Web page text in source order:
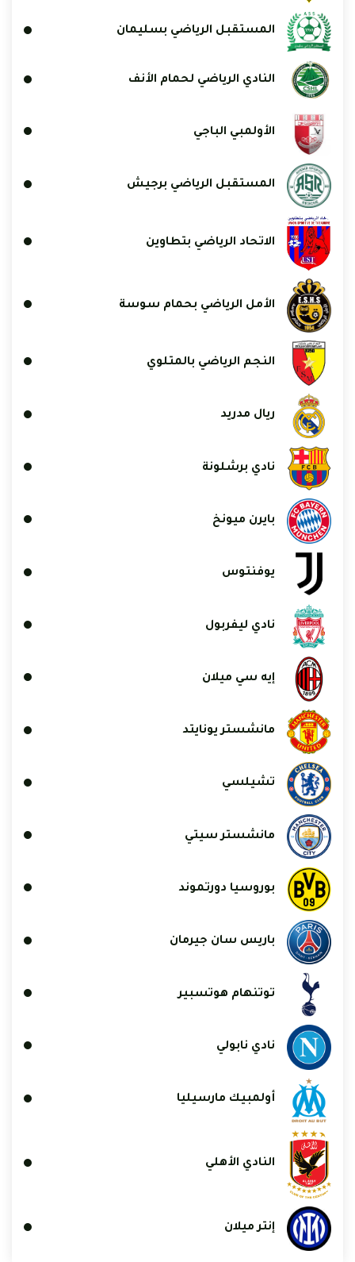
المستقبل الرياضي بسليمان
النادي الرياضي لحمام الأنف
الأولمبي الباجي
المستقبل الرياضي برجيش
الاتحاد الرياضي بتطاوين
الأمل الرياضي بحمام سوسة
النجم الرياضي بالمتلوي
ريال مدريد
نادي برشلونة
بايرن ميونخ
يوفنتوس
نادي ليفربول
إيه سي ميلان
مانشستر يونايتد
تشيلسي
مانشستر سيتي
بوروسيا دورتموند
باريس سان جيرمان
توتنهام هوتسبير
نادي نابولي
أولمبيك مارسيليا
النادي الأهلي
إنتر ميلان